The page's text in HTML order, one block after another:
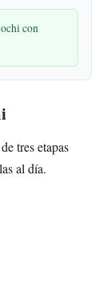
con
tres etapas
al día.